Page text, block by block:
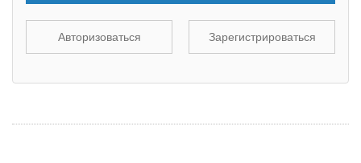
Авторизоваться Зарегистрироваться